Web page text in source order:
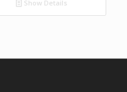
Show Details